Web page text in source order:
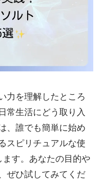
力を理解したところ
常生活にどう取り入
、誰でも簡単に始め
スピリチュアルな使
す。あなたの目的や
ぜひ試してみてくだ